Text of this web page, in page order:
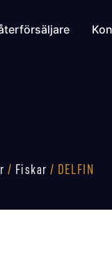
/ Fiskar / DELFIN